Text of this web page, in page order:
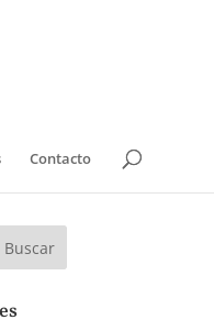
Contacto